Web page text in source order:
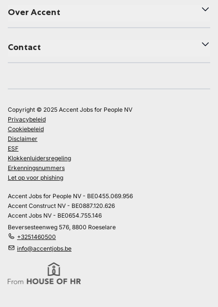
Over Accent
Contact
Copyright © 2025 Accent Jobs for People NV
Privacybeleid
Cookiebeleid
Disclaimer
ESF
Klokkenluidersregeling
Erkenningsnummers
Let op voor phishing
Accent Jobs for People NV - BE0455.069.956
Accent Construct NV - BE0887.120.626
Accent Jobs NV - BE0654.755.146
Beversesteenweg 576, 8800 Roeselare
+3251460500
info@accentjobs.be